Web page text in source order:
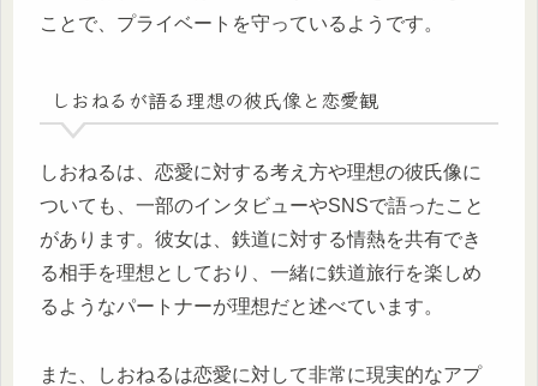
ことで、プライベートを守っているようです。
しおねるが語る理想の彼氏像と恋愛観
しおねるは、恋愛に対する考え方や理想の彼氏像に
ついても、一部のインタビューやSNSで語ったこと
があります。彼女は、鉄道に対する情熱を共有でき
る相手を理想としており、一緒に鉄道旅行を楽しめ
るようなパートナーが理想だと述べています。
また、しおねるは恋愛に対して非常に現実的なアプ